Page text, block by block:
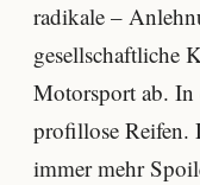
radikale –
gesellschaftliche
Motorsport ab. In
profillose Reifen.
immer mehr